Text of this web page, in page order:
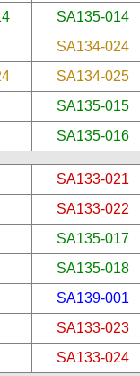
SA135-014
SA134-024
SA134-025
SA135-015
SA135-016
SA133-021
SA133-022
SA135-017
SA135-018
SA139-001
SA133-023
SA133-024